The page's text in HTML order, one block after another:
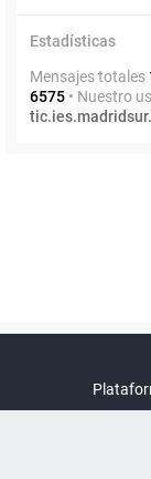
Estadísticas
Mensajes totales
6575 • Nuestro